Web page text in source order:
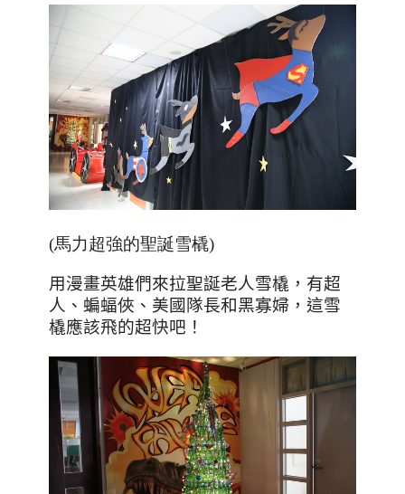
(馬力超強的聖誕雪橇)
用漫畫英雄們來拉聖誕老人雪橇，有超
人、蝙蝠俠、美國隊長和黑寡婦，這雪
橇應該飛的超快吧！